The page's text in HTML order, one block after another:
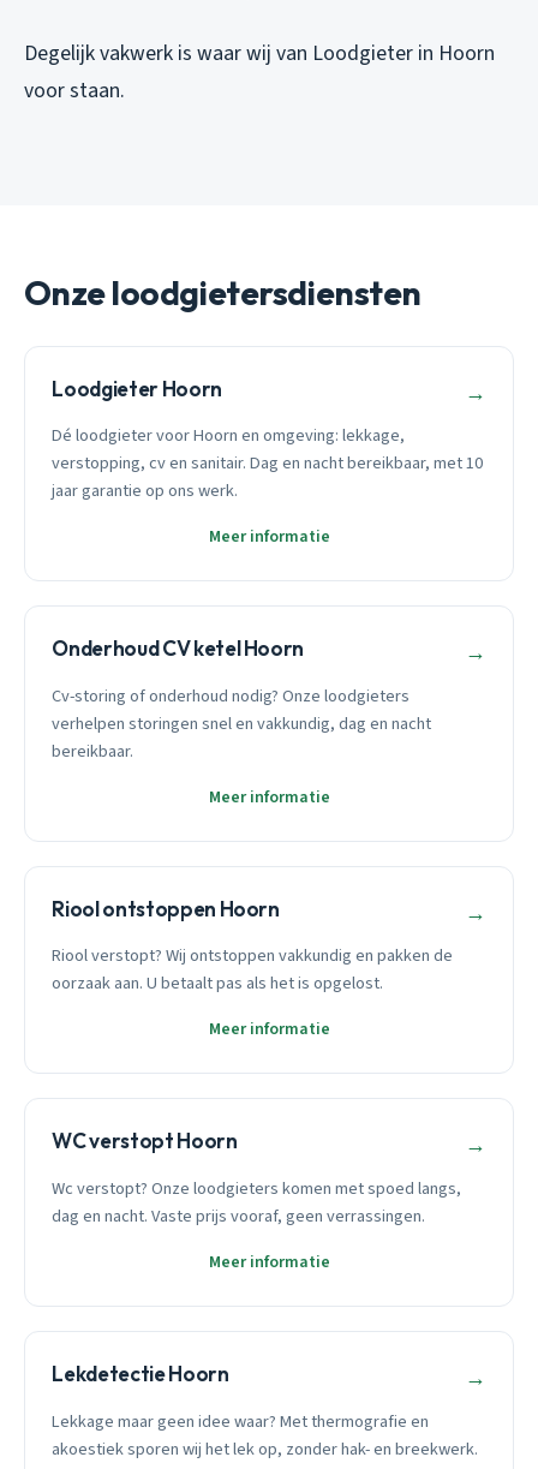
Degelijk vakwerk is waar wij van Loodgieter in Hoorn
voor staan.
Onze loodgietersdiensten
Loodgieter Hoorn →
Dé loodgieter voor Hoorn en omgeving: lekkage,
verstopping, cv en sanitair. Dag en nacht bereikbaar, met 10
jaar garantie op ons werk.
Meer informatie
Onderhoud CV ketel Hoorn →
Cv-storing of onderhoud nodig? Onze loodgieters
verhelpen storingen snel en vakkundig, dag en nacht
bereikbaar.
Meer informatie
Riool ontstoppen Hoorn →
Riool verstopt? Wij ontstoppen vakkundig en pakken de
oorzaak aan. U betaalt pas als het is opgelost.
Meer informatie
WC verstopt Hoorn →
Wc verstopt? Onze loodgieters komen met spoed langs,
dag en nacht. Vaste prijs vooraf, geen verrassingen.
Meer informatie
Lekdetectie Hoorn →
Lekkage maar geen idee waar? Met thermografie en
akoestiek sporen wij het lek op, zonder hak- en breekwerk.